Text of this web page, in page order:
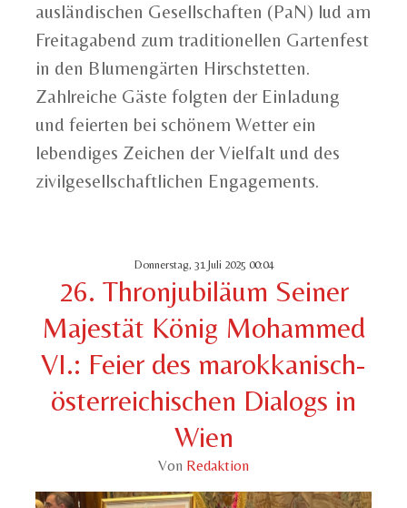
ausländischen Gesellschaften (PaN) lud am
Freitagabend zum traditionellen Gartenfest
in den Blumengärten Hirschstetten.
Zahlreiche Gäste folgten der Einladung
und feierten bei schönem Wetter ein
lebendiges Zeichen der Vielfalt und des
zivilgesellschaftlichen Engagements.
Donnerstag, 31 Juli 2025 00:04
26. Thronjubiläum Seiner
Majestät König Mohammed
VI.: Feier des marokkanisch-
österreichischen Dialogs in
Wien
Von Redaktion